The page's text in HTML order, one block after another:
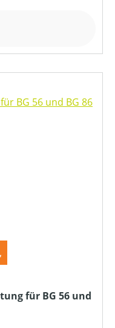
für BG 56 und